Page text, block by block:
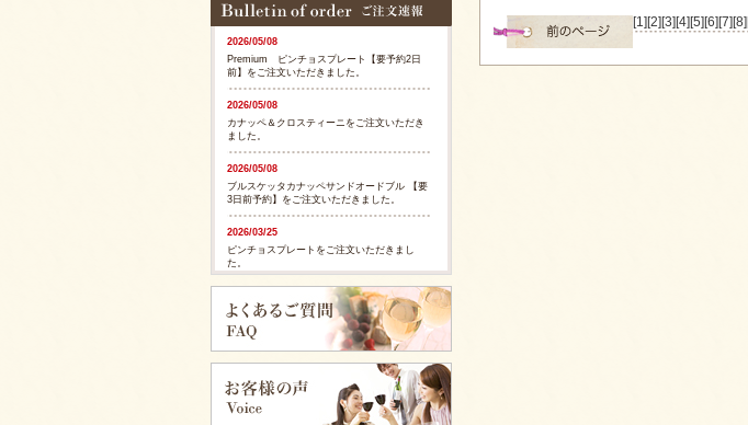
2026/05/08
Premium ピンチョスプレート【要予約2日
前】をご注文いただきました。
2026/05/08
カナッペ＆クロスティーニをご注文いただき
ました。
2026/05/08
ブルスケッタカナッペサンドオードブル 【要
3日前予約】をご注文いただきました。
2026/03/25
ピンチョスプレートをご注文いただきまし
た。
ピンチョスプレートをご注文いただきまし
た。
ピンチョスバスケット【要3日前予約】をご注
文いただきました。
[1] [2] [3] [4] [5] [6] [7] [8]